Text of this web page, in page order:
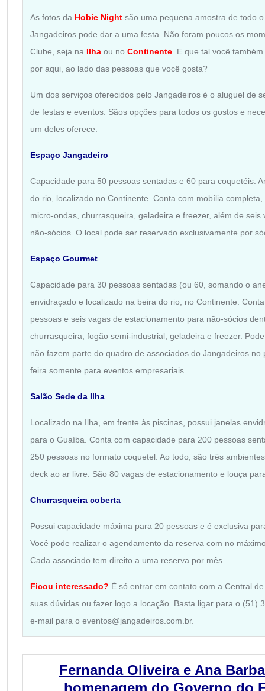
As fotos da Hobie Night são uma pequena amostra de todo
Jangadeiros pode dar a uma festa. Não foram poucos os
Clube, seja na Ilha ou no Continente . E que tal você
por aqui, ao lado das pessoas que você gosta?
Um dos serviços oferecidos pelo Jangadeiros é o aluguel de
de festas e eventos. Sãos opções para todos os gostos e
um deles oferece:
Espaço Jangadeiro
Capacidade para 50 pessoas sentadas e 60 para coquetéis.
do rio, localizado no Continente. Conta com mobília
micro-ondas, churrasqueira, geladeira e freezer, além de
não-sócios. O local pode ser reservado exclusivamente por
Espaço Gourmet
Capacidade para 30 pessoas sentadas (ou 60, somando o
envidraçado e localizado na beira do rio, no Continente.
pessoas e seis vagas de estacionamento para não-sócios
churrasqueira, fogão semi-industrial, geladeira e freezer.
não fazem parte do quadro de associados do Jangadeiros
feira somente para eventos empresariais.
Salão Sede da Ilha
Localizado na Ilha, em frente às piscinas, possui janelas
para o Guaíba. Conta com capacidade para 200 pessoas
250 pessoas no formato coquetel. Ao todo, são três
deck ao ar livre. São 80 vagas de estacionamento e louça
Churrasqueira coberta
Possui capacidade máxima para 20 pessoas e é exclusiva
Você pode realizar o agendamento da reserva com no
Cada associado tem direito a uma reserva por mês.
Ficou interessado? É só entrar em contato com a Central
suas dúvidas ou fazer logo a locação. Basta ligar para o (51)
e-mail para o eventos@jangadeiros.com.br.
Fernanda Oliveira e Ana
homenagem do Governo do